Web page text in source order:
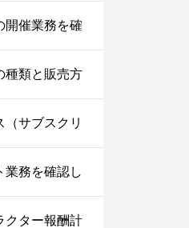
。
開催業務を確
種類と販売方
（サブスクリ
確認しよう
業務を確認し
クター報酬計